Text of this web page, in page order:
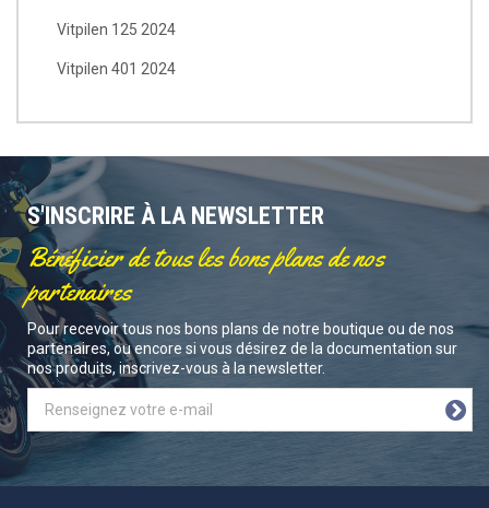
Vitpilen 125 2024
Vitpilen 401 2024
S'INSCRIRE À LA NEWSLETTER
Bénéficier de tous les bons plans de nos
partenaires
Pour recevoir tous nos bons plans de notre boutique ou de nos
partenaires, ou encore si vous désirez de la documentation sur
nos produits, inscrivez-vous à la newsletter.